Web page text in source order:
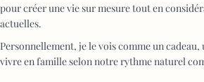
pour créer une vie sur mesure tout en
actuelles.
Personnellement, je le vois comme un cadeau,
vivre en famille selon notre rythme naturel